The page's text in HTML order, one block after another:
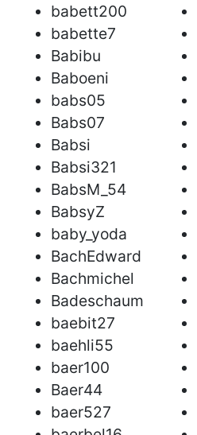
babett200
babette7
Babibu
Baboeni
babs05
Babs07
Babsi
Babsi321
BabsM_54
BabsyZ
baby_yoda
BachEdward
Bachmichel
Badeschaum
baebit27
baehli55
baer100
Baer44
baer527